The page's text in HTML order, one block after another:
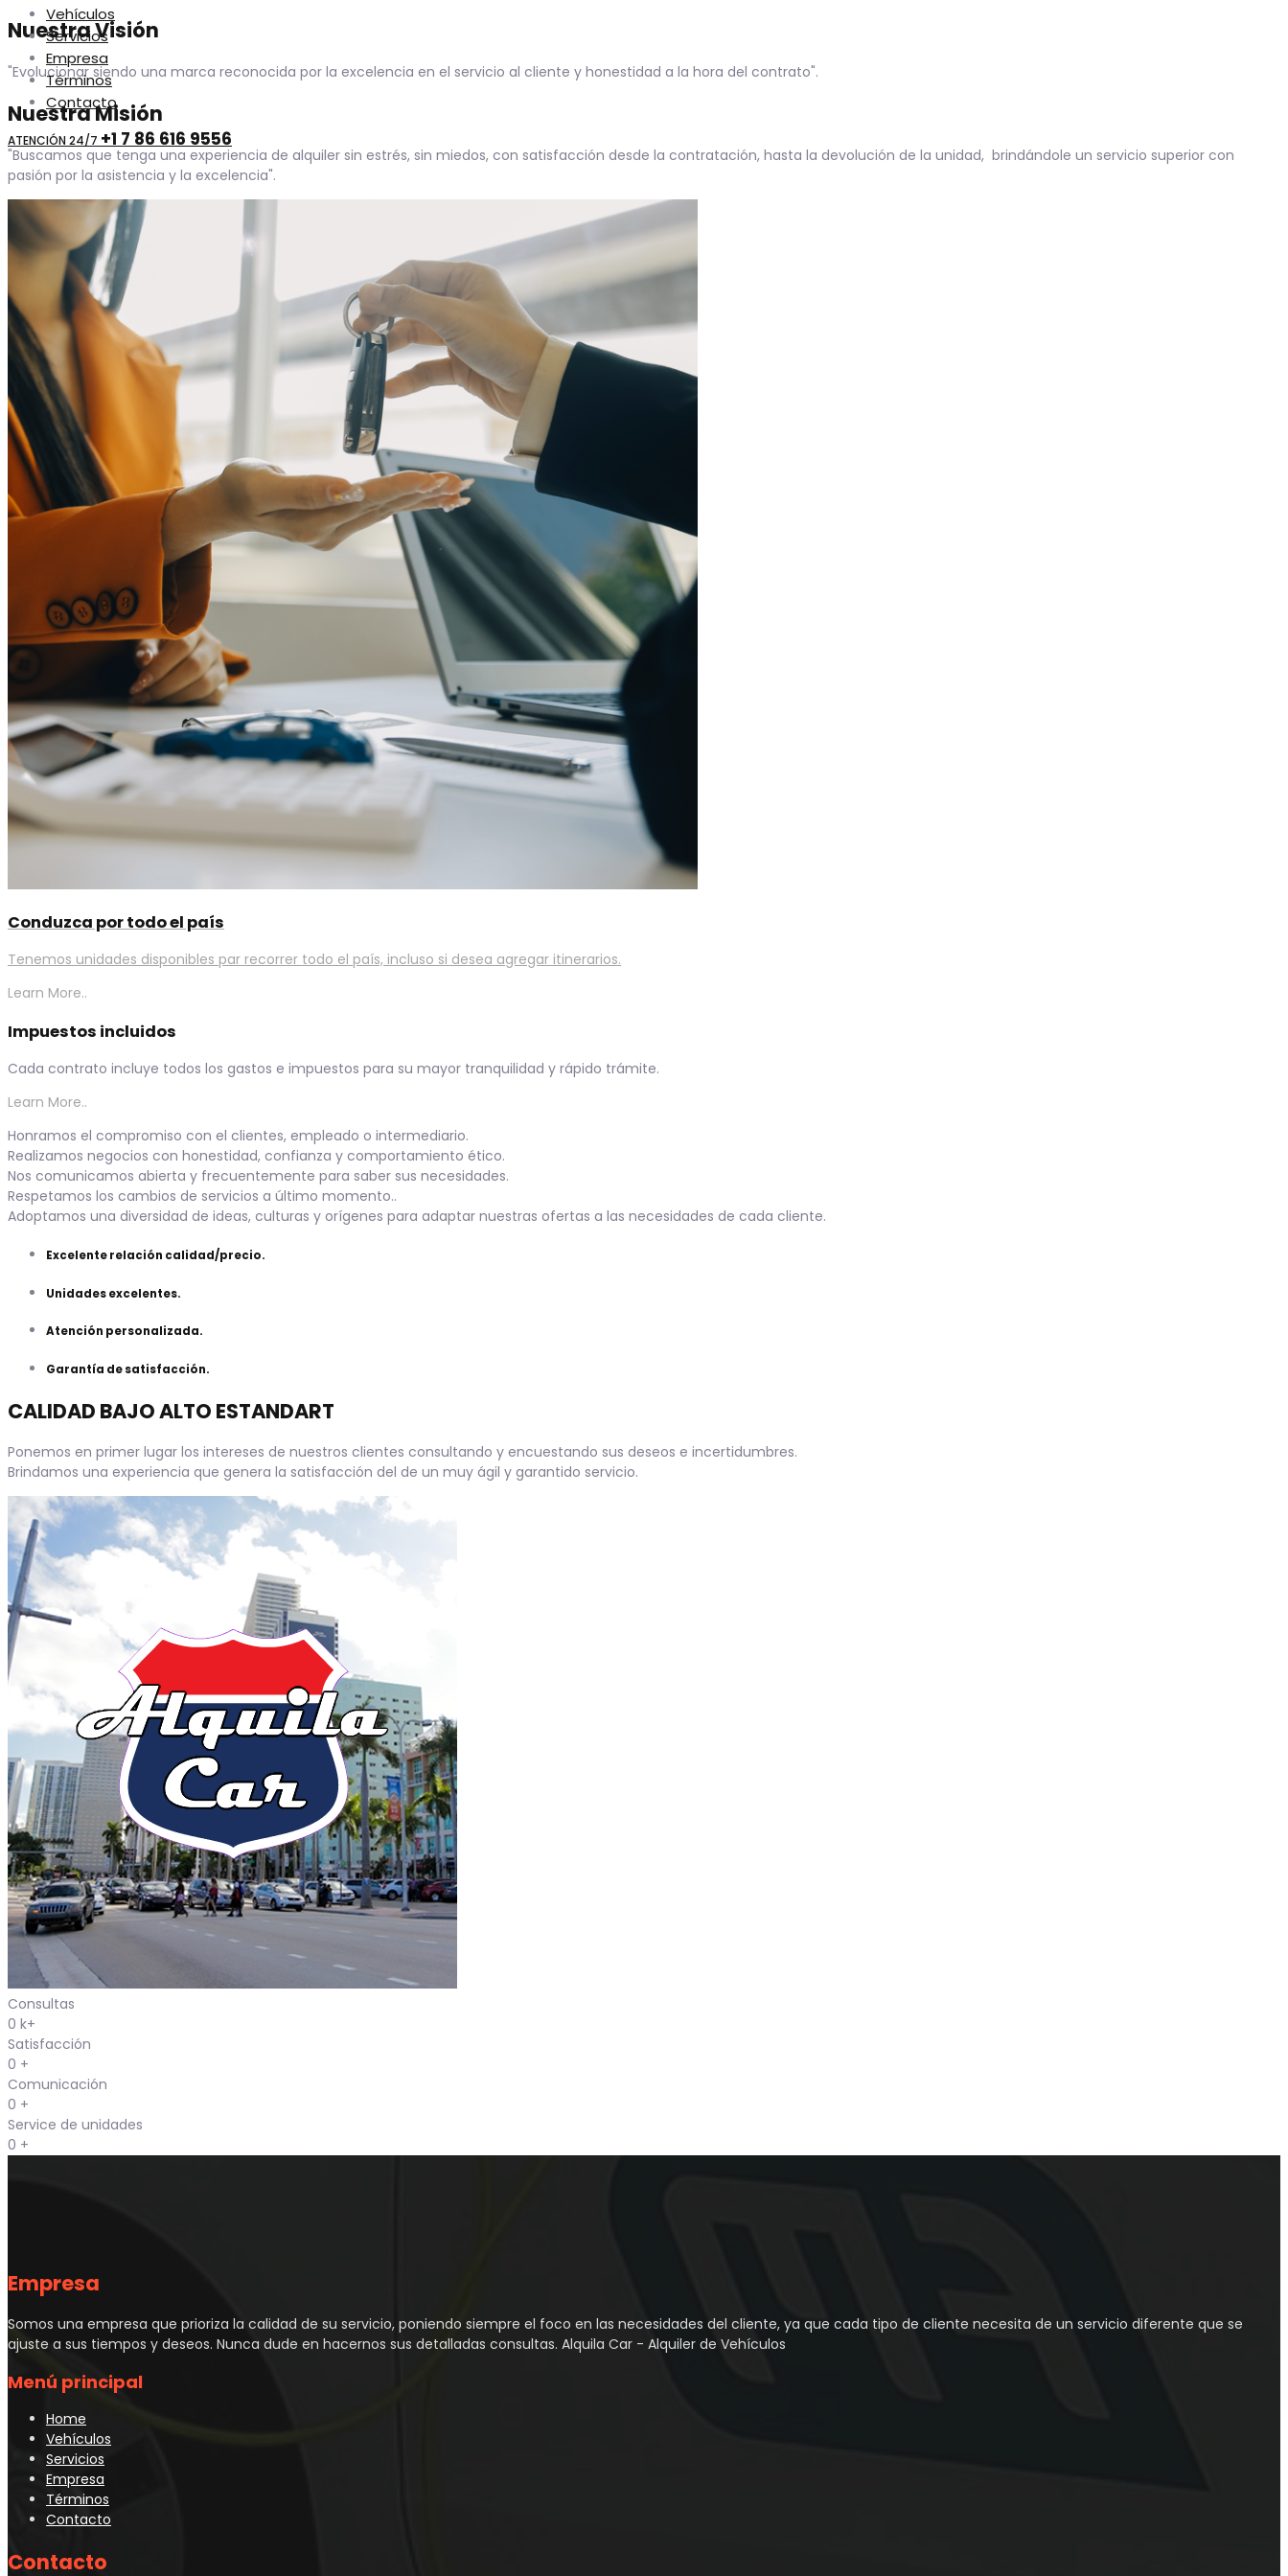
Vehículos
Servicios
Empresa
Términos
Contacto
ATENCIÓN 24/7 +1 7 86 616 9556
Nuestra Visión
"Evolucionar siendo una marca reconocida por la excelencia en el servicio al cliente y honestidad a la hora del contrato".
Nuestra Misión
"Buscamos que tenga una experiencia de alquiler sin estrés, sin miedos, con satisfacción desde la contratación, hasta la devolución de la unidad, brindándole un servicio superior con
pasión por la asistencia y la excelencia".
Conduzca por todo el país
Tenemos unidades disponibles par recorrer todo el país, incluso si desea agregar itinerarios.
Learn More..
Impuestos incluidos
Cada contrato incluye todos los gastos e impuestos para su mayor tranquilidad y rápido trámite.
Learn More..
Honramos el compromiso con el clientes, empleado o intermediario.
Realizamos negocios con honestidad, confianza y comportamiento ético.
Nos comunicamos abierta y frecuentemente para saber sus necesidades.
Respetamos los cambios de servicios a último momento..
Adoptamos una diversidad de ideas, culturas y orígenes para adaptar nuestras ofertas a las necesidades de cada cliente.
Excelente relación calidad/precio.
Unidades excelentes.
Atención personalizada.
Garantía de satisfacción.
CALIDAD BAJO ALTO ESTANDART
Ponemos en primer lugar los intereses de nuestros clientes consultando y encuestando sus deseos e incertidumbres.
Brindamos una experiencia que genera la satisfacción del de un muy ágil y garantido servicio.
Consultas
0 k+
Satisfacción
0 +
Comunicación
0 +
Service de unidades
0 +
Empresa
Somos una empresa que prioriza la calidad de su servicio, poniendo siempre el foco en las necesidades del cliente, ya que cada tipo de cliente necesita de un servicio diferente que se
ajuste a sus tiempos y deseos. Nunca dude en hacernos sus detalladas consultas. Alquila Car - Alquiler de Vehículos
Menú principal
Home
Vehículos
Servicios
Empresa
Términos
Contacto
Contacto